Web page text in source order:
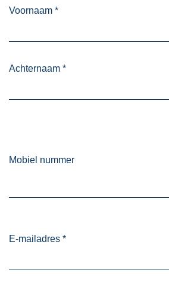
Voornaam *
Achternaam *
Mobiel nummer
E-mailadres *